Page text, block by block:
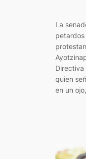
La
petardos
Directiva
quien
en un